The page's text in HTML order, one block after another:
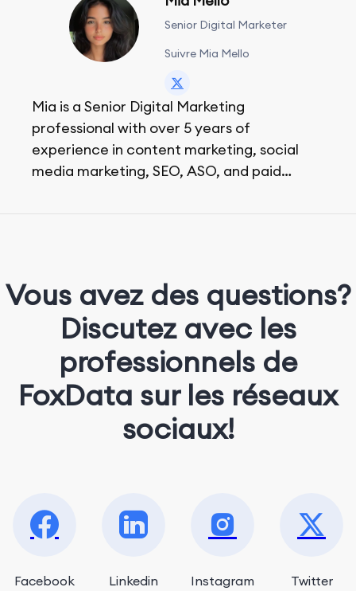
Senior Digital Marketer
Suivre Mia Mello
Mia is a Senior Digital Marketing
professional with over 5 years of
experience in content marketing, social
media marketing, SEO, ASO, and paid
Vous avez des questions?
Discutez avec les
professionnels de
FoxData sur les réseaux
sociaux!
Facebook Linkedin Instagram Twitter